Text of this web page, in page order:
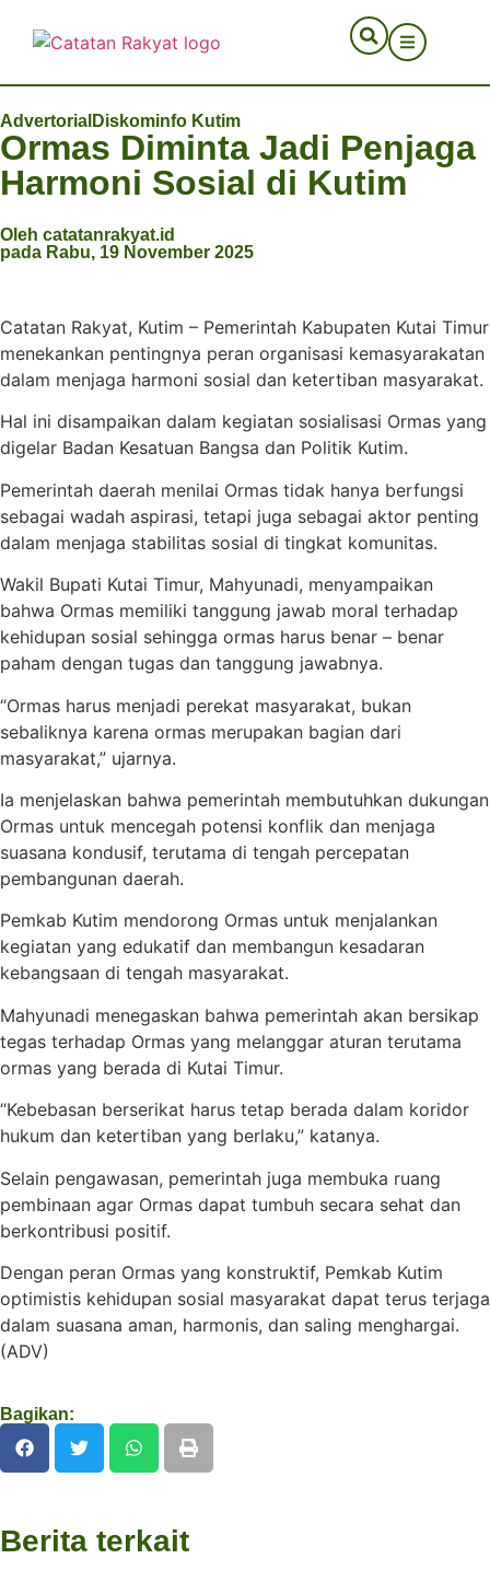
Advertorial Diskominfo Kutim
Ormas Diminta Jadi Penjaga
Harmoni Sosial di Kutim
Oleh catatanrakyat.id
pada Rabu, 19 November 2025
Catatan Rakyat, Kutim – Pemerintah Kabupaten Kutai Timur
menekankan pentingnya peran organisasi kemasyarakatan
dalam menjaga harmoni sosial dan ketertiban masyarakat.
Hal ini disampaikan dalam kegiatan sosialisasi Ormas yang
digelar Badan Kesatuan Bangsa dan Politik Kutim.
Pemerintah daerah menilai Ormas tidak hanya berfungsi
sebagai wadah aspirasi, tetapi juga sebagai aktor penting
dalam menjaga stabilitas sosial di tingkat komunitas.
Wakil Bupati Kutai Timur, Mahyunadi, menyampaikan
bahwa Ormas memiliki tanggung jawab moral terhadap
kehidupan sosial sehingga ormas harus benar – benar
paham dengan tugas dan tanggung jawabnya.
“Ormas harus menjadi perekat masyarakat, bukan
sebaliknya karena ormas merupakan bagian dari
masyarakat,” ujarnya.
Ia menjelaskan bahwa pemerintah membutuhkan dukungan
Ormas untuk mencegah potensi konflik dan menjaga
suasana kondusif, terutama di tengah percepatan
pembangunan daerah.
Pemkab Kutim mendorong Ormas untuk menjalankan
kegiatan yang edukatif dan membangun kesadaran
kebangsaan di tengah masyarakat.
Mahyunadi menegaskan bahwa pemerintah akan bersikap
tegas terhadap Ormas yang melanggar aturan terutama
ormas yang berada di Kutai Timur.
“Kebebasan berserikat harus tetap berada dalam koridor
hukum dan ketertiban yang berlaku,” katanya.
Selain pengawasan, pemerintah juga membuka ruang
pembinaan agar Ormas dapat tumbuh secara sehat dan
berkontribusi positif.
Dengan peran Ormas yang konstruktif, Pemkab Kutim
optimistis kehidupan sosial masyarakat dapat terus terjaga
dalam suasana aman, harmonis, dan saling menghargai.
(ADV)
Bagikan:
Berita terkait